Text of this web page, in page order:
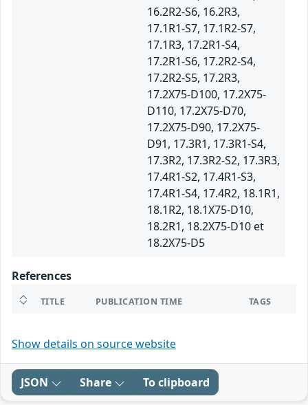
16.2R2-S6, 16.2R3,
17.1R1-S7, 17.1R2-S7,
17.1R3, 17.2R1-S4,
17.2R1-S6, 17.2R2-S4,
17.2R2-S5, 17.2R3,
17.2X75-D100, 17.2X75-
D110, 17.2X75-D70,
17.2X75-D90, 17.2X75-
D91, 17.3R1, 17.3R1-S4,
17.3R2, 17.3R2-S2, 17.3R3,
17.4R1-S2, 17.4R1-S3,
17.4R1-S4, 17.4R2, 18.1R1,
18.1R2, 18.1X75-D10,
18.2R1, 18.2X75-D10 et
18.2X75-D5
References
TITLE PUBLICATION TIME TAGS
Show details on source website
JSON Share To clipboard